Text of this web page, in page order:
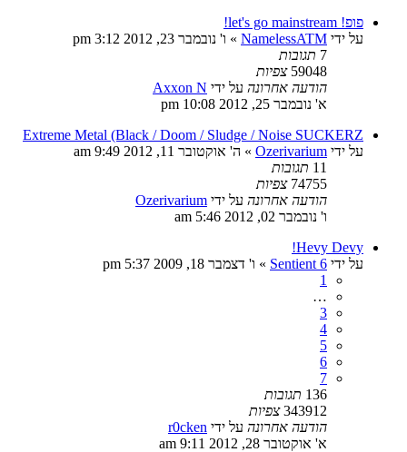
פופ! let's go mainstream!
על ידי NamelessATM
» ו' נובמבר 23, 2012 3:12 pm
7 תגובות
59048 צפיות
הודעה אחרונה על ידי Axxon N
א' נובמבר 25, 2012 10:08 pm
Extreme Metal (Black / Doom / Sludge / Noise SUCKERZ
על ידי Ozerivarium
» ה' אוקטובר 11, 2012 9:49 am
11 תגובות
74755 צפיות
הודעה אחרונה על ידי Ozerivarium
ו' נובמבר 02, 2012 5:46 am
Hevy Devy!
על ידי Sentient 6
» ו' דצמבר 18, 2009 5:37 pm
1
…
3
4
5
6
7
136 תגובות
343912 צפיות
הודעה אחרונה על ידי r0cken
א' אוקטובר 28, 2012 9:11 am